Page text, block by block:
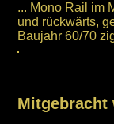
... Mono Rail im
und rückwärts,
Baujahr 60/70
Mitgebracht